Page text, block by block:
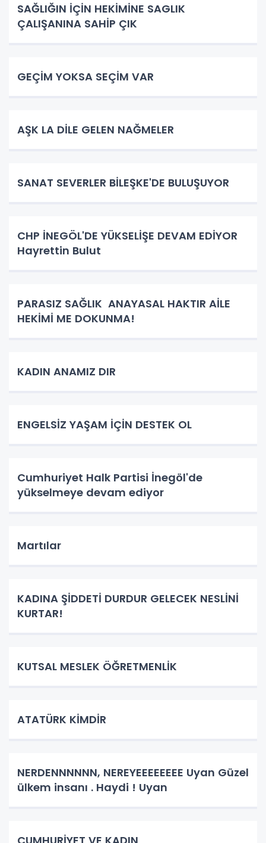
SAĞLIĞIN İÇİN HEKİMİNE SAGLIK
ÇALIŞANINA SAHİP ÇIK
GEÇİM YOKSA SEÇİM VAR
AŞK LA DİLE GELEN NAĞMELER
SANAT SEVERLER BİLEŞKE'DE BULUŞUYOR
CHP İNEGÖL'DE YÜKSELİŞE DEVAM EDİYOR
Hayrettin Bulut
PARASIZ SAĞLIK ANAYASAL HAKTIR AİLE
HEKİMİ ME DOKUNMA!
KADIN ANAMIZ DIR
ENGELSİZ YAŞAM İÇİN DESTEK OL
Cumhuriyet Halk Partisi İnegöl'de
yükselmeye devam ediyor
Martılar
KADINA ŞİDDETİ DURDUR GELECEK NESLİNİ
KURTAR!
KUTSAL MESLEK ÖĞRETMENLİK
ATATÜRK KİMDİR
NERDENNNNNN, NEREYEEEEEEEE Uyan Güzel
ülkem insanı . Haydi ! Uyan